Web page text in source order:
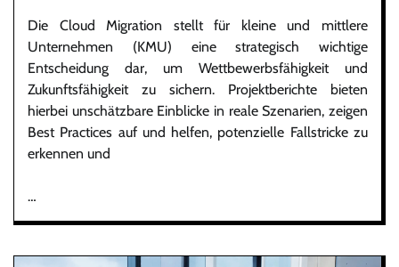
Die Cloud Migration stellt für kleine und mittlere
Unternehmen (KMU) eine strategisch wichtige
Entscheidung dar, um Wettbewerbsfähigkeit und
Zukunftsfähigkeit zu sichern. Projektberichte bieten
hierbei unschätzbare Einblicke in reale Szenarien, zeigen
Best Practices auf und helfen, potenzielle Fallstricke zu
erkennen und
…